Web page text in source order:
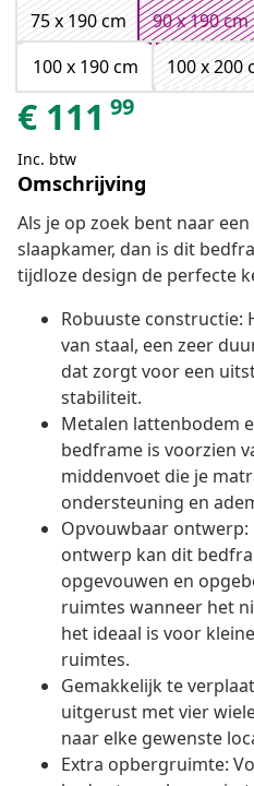
75 x 190 cm
90 x 190 cm
100 x 190 cm
100 x 200
€ 111 99
Inc. btw
Omschrijving
Als je op zoek bent naar
slaapkamer, dan is dit
tijdloze design de perfecte
Robuuste constructie:
van staal, een zeer
dat zorgt voor een
stabiliteit.
Metalen lattenbodem
bedframe is voorzien
middenvoet die je
ondersteuning en
Opvouwbaar
ontwerp kan dit
opgevouwen en
ruimtes wanneer het
het ideaal is voor
ruimtes.
Gemakkelijk te
uitgerust met vier
naar elke gewenste
Extra opbergruimte: